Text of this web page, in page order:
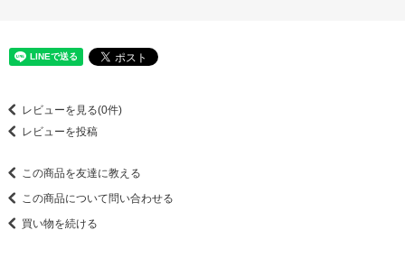
レビューを見る(0件)
レビューを投稿
この商品を友達に教える
この商品について問い合わせる
買い物を続ける